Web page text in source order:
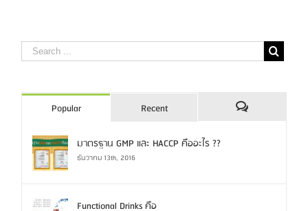
Popular
Recent
มาตรฐาน GMP และ HACCP คืออะไร ??
ธันวาคม 13th, 2016
Functional Drinks คือ